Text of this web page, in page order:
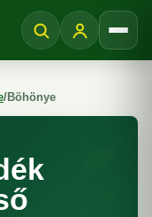
/Böhönye